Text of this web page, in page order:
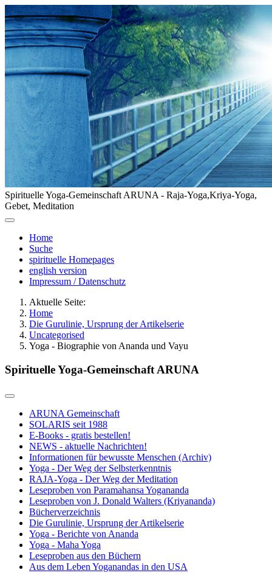
Spirituelle Yoga-Gemeinschaft ARUNA - Raja-Yoga,Kriya-Yoga,
Gebet, Meditation
Home
Suche
spirituelle Homepages
english version
Impressum / Datenschutz
Aktuelle Seite:
Home
Die Gurulinie, Ursprung der Artikelserie
Uncategorised
Yoga - Biographie von Ananda und Vayu
Spirituelle Yoga-Gemeinschaft ARUNA
ARUNA Gemeinschaft
SOLARIS seit 1988
E-Books - gratis bestellen!
NEWS - aktuelle Nachrichten!
Informationen für bewusste Menschen (Archiv)
Yoga - Der Weg der Selbsterkenntnis
RAJA-Yoga - Der Weg der Meditation
Leseproben von Paramahansa Yogananda
Leseproben von J. Donald Walters (Kriyananda)
Bücherverzeichnis
Die Gurulinie, Ursprung der Artikelserie
Yoga - Berichte von Ananda
Yoga - Maha Yoga
Leseproben aus den Büchern
Aus dem Leben Yoganandas in den USA